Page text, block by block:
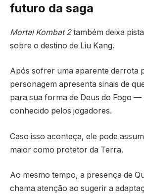
futuro da saga
Mortal Kombat 2também deixa
sobre o destino de Liu Kang.
Após sofrer uma aparente derrota
personagem apresenta sinais de
para sua forma de Deus do Fogo
conhecido pelos jogadores.
Caso isso aconteça, ele pode
maior como protetor da Terra.
Ao mesmo tempo, a presença de
chama atenção ao sugerir a